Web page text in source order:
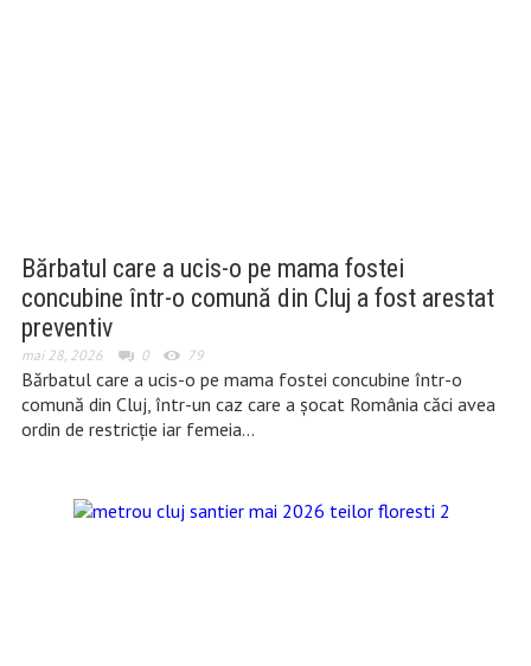
Bărbatul care a ucis-o pe mama fostei
concubine într-o comună din Cluj a fost arestat
preventiv
mai 28, 2026 0 79
Bărbatul care a ucis-o pe mama fostei concubine într-o
comună din Cluj, într-un caz care a șocat România căci avea
ordin de restricție iar femeia…